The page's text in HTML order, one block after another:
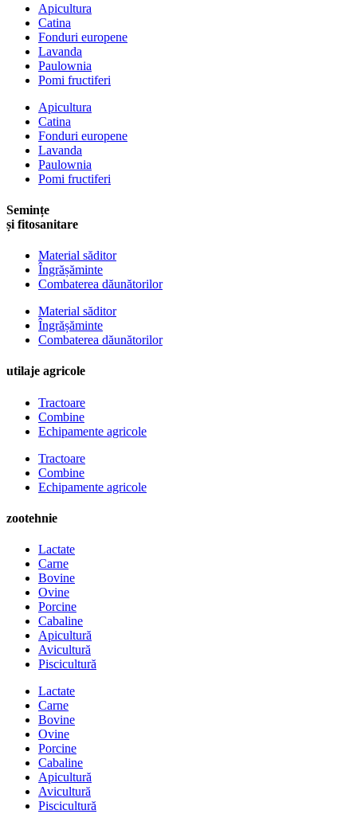
Apicultura
Catina
Fonduri europene
Lavanda
Paulownia
Pomi fructiferi
Apicultura
Catina
Fonduri europene
Lavanda
Paulownia
Pomi fructiferi
Semințe
și fitosanitare
Material săditor
Îngrășăminte
Combaterea dăunătorilor
Material săditor
Îngrășăminte
Combaterea dăunătorilor
utilaje agricole
Tractoare
Combine
Echipamente agricole
Tractoare
Combine
Echipamente agricole
zootehnie
Lactate
Carne
Bovine
Ovine
Porcine
Cabaline
Apicultură
Avicultură
Piscicultură
Lactate
Carne
Bovine
Ovine
Porcine
Cabaline
Apicultură
Avicultură
Piscicultură